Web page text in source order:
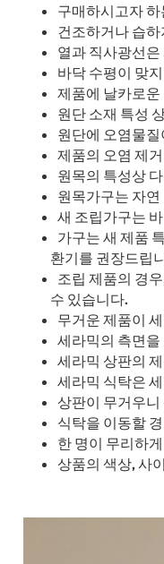
구매하시고자
건조하거나 습
열과 직사광선
바닥 수평이 맞
제품에 날카로
원단 소재 특성
원단에 오염물
제품의 오염 제
원목의 특성상
원목가구는 자
새 조립가구는
가구는 새 제품
환기를 권장드립
조립 제품의 경
수 있습니다.
무거운 제품이
세라믹의 측면
세라믹 상판의
세라믹 식탁은
상판이 무거우
식탁을 이동할
한 명이 무리하
상품의 색상, 사